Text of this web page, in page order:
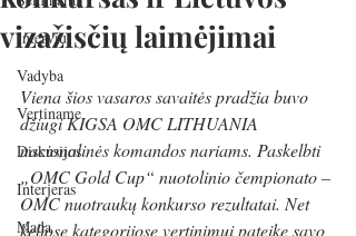
Interviu
Vadyba
Vertiname
Diskusijos
Interjeras
Mada
vizažisčių laimėjimai
Viena šios vasaros savaitės pradžia buvo
džiugi KIGSA OMC LITHUANIA
nacionalinės komandos nariams. Paskelbti
„OMC Gold Cup“ nuotolinio čempionato –
OMC nuotraukų konkurso rezultatai. Net
keliose kategorijose vertinimui pateikę savo